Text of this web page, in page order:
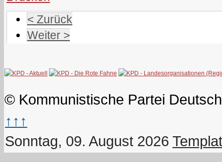
< Zurück
Weiter >
© Kommunistische Partei
↑↑↑
Sonntag, 09. August 2026